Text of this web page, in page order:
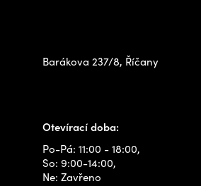
Barákova 237/8, Říčany
Otevírací doba:
Po-Pá: 11:00 - 18:00,
So: 9:00-14:00,
Ne: Zavřeno